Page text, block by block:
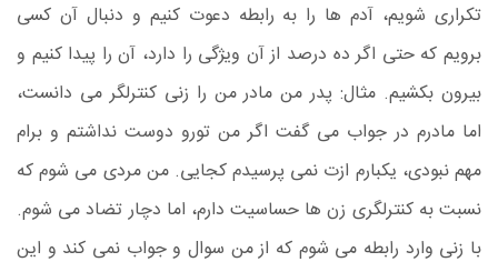
تکراری شویم، آدم ها را به رابطه دعوت کنیم و دنبال آن کسی
برویم که حتی اگر ده درصد از آن ویژگی را دارد، آن را پیدا کنیم و
بیرون بکشیم. مثال: پدر من مادر من را زنی کنترلگر می دانست،
اما مادرم در جواب می گفت اگر من تورو دوست نداشتم و برام
مهم نبودی، یکبارم ازت نمی پرسیدم کجایی. من مردی می شوم که
نسبت به کنترلگری زن ها حساسیت دارم، اما دچار تضاد می شوم.
با زنی وارد رابطه می شوم که از من سوال و جواب نمی کند و این